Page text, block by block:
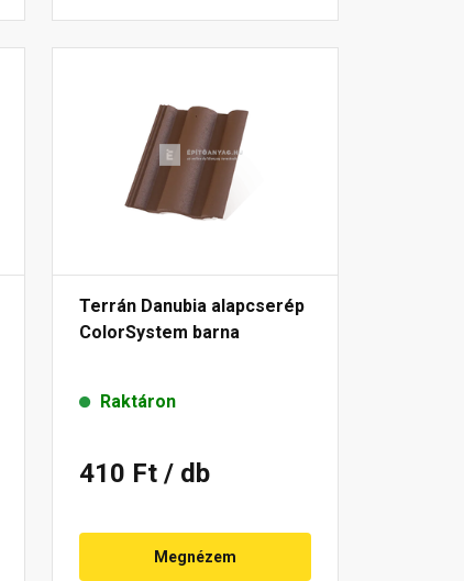
Terrán Danubia alapcserép
ColorSystem barna
Raktáron
410 Ft / db
Megnézem